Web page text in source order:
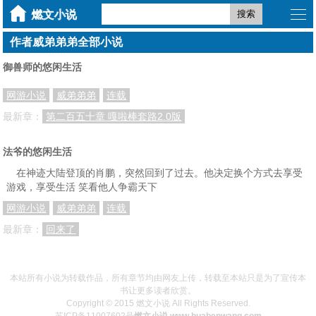
搜索
作者威弟弟弟全部小说
御兽师的悠闲生活
网游小说 威弟弟弟
连载
最新章：
第二百五十章 嘎啦棒套路2.0版
法爷的悠闲生活
在神迹大陆登顶的肖鹏，突然回到了过去。他决定换个方式去享受
游戏，享受生活 笑看他人争霸天下
网游小说
威弟弟弟
连载
最新章：
回来了
本站所有小说为转载作品，所有章节均由网友上传，转载至本站只是为了宣传本
书让更多读者欣赏。
Copyright © 2015 燃文小说 All Rights Reserved.